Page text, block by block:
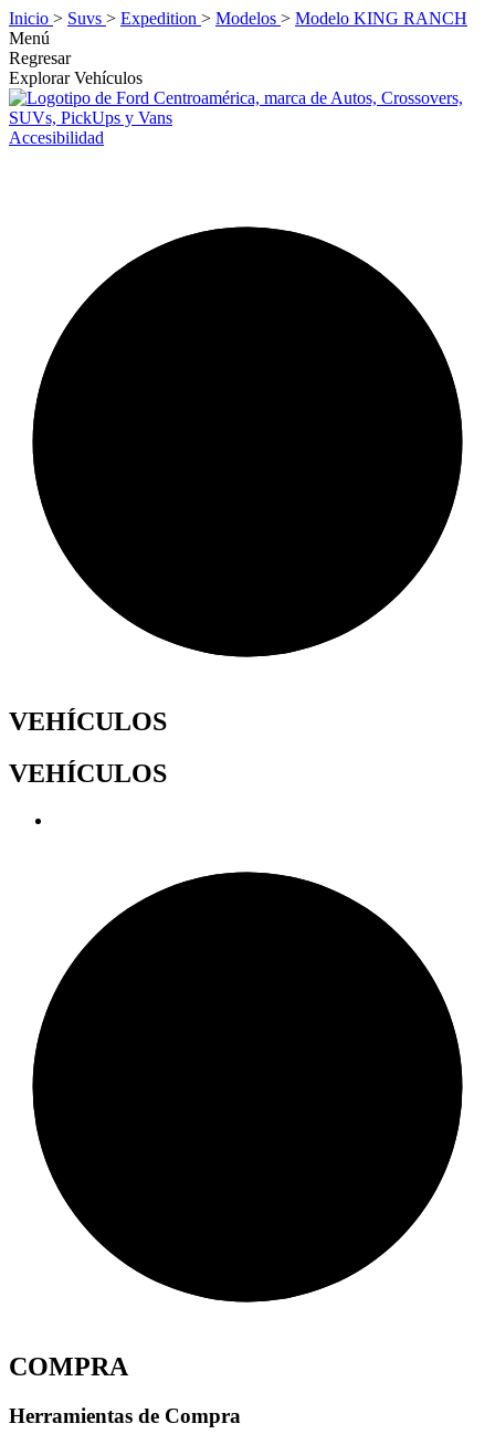
Inicio > Suvs > Expedition > Modelos > Modelo KING RANCH
Menú
Regresar
Explorar Vehículos
Accesibilidad
VEHÍCULOS
VEHÍCULOS
COMPRA
Herramientas de Compra